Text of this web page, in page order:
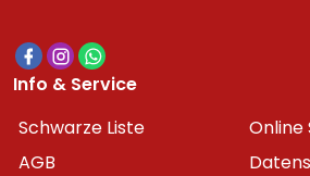
Info & Service
Schwarze Liste
Online
AGB